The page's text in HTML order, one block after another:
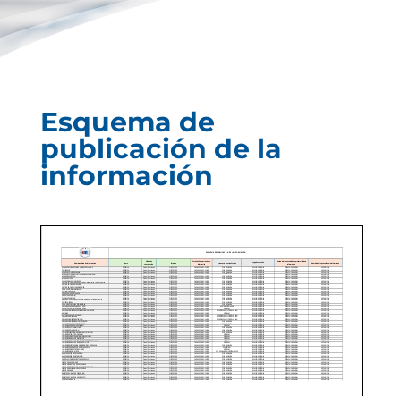
Esquema de
publicación de la
información